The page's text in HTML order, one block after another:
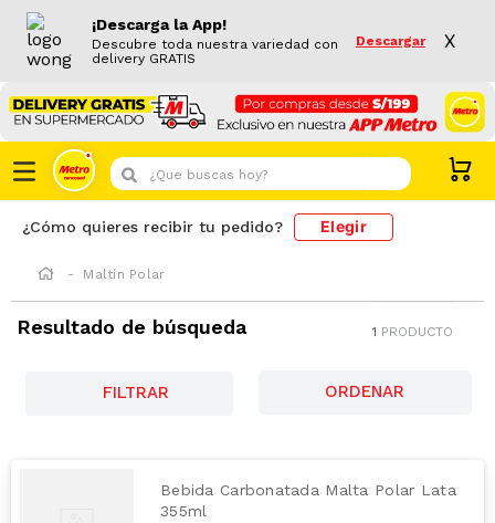
¡Descarga la App!
Descubre toda nuestra variedad con
delivery GRATIS
Descargar X
¿Que buscas hoy?
¿Cómo quieres recibir tu pedido? Elegir
Maltín Polar
Resultado de búsqueda 1 PRODUCTO
FILTRAR
Bebida Carbonatada Malta Polar Lata
355ml